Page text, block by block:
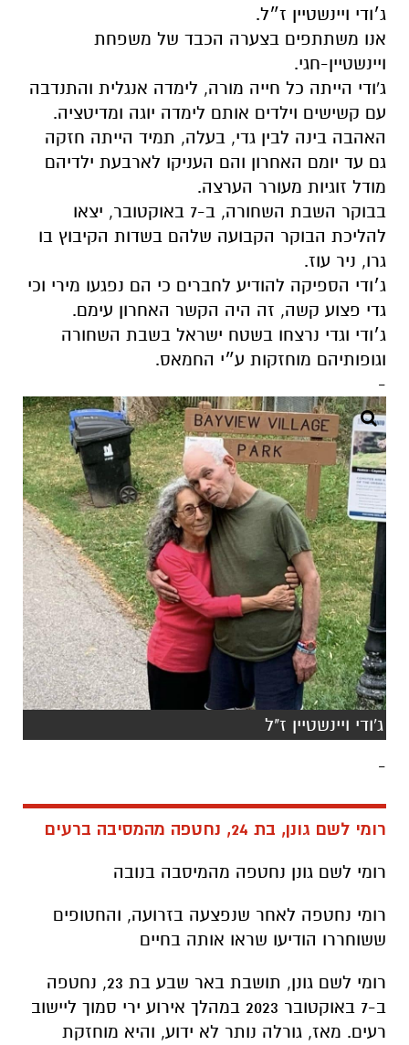
ג׳ודי ויינשטיין ז״ל.
אנו משתתפים בצערה הכבד של משפחת
ויינשטיין-חגי.
ג'ודי הייתה כל חייה מורה, לימדה אנגלית והתנדבה
עם קשישים וילדים אותם לימדה יוגה ומדיטציה.
האהבה בינה לבין גדי, בעלה, תמיד הייתה חזקה
גם עד יומם האחרון והם העניקו לארבעת ילדיהם
מודל זוגיות מעורר הערצה.
בבוקר השבת השחורה, ב-7 באוקטובר, יצאו
להליכת הבוקר הקבועה שלהם בשדות הקיבוץ בו
גרו, ניר עוז.
ג׳ודי הספיקה להודיע לחברים כי הם נפגעו מירי וכי
גדי פצוע קשה, זה היה הקשר האחרון עימם.
ג׳ודי וגדי נרצחו בשטח ישראל בשבת השחורה
וגופותיהם מוחזקות ע״י החמאס.
-
ג'ודי ויינשטיין ז"ל
-
רומי לשם גונן, בת 24, נחטפה מהמסיבה ברעים
רומי לשם גונן נחטפה מהמיסבה בנובה
רומי נחטפה לאחר שנפצעה בזרועה, והחטופים
ששוחררו הודיעו שראו אותה בחיים
רומי לשם גונן, תושבת באר שבע בת 23, נחטפה
ב-7 באוקטובר 2023 במהלך אירוע ירי סמוך ליישוב
רעים. מאז, גורלה נותר לא ידוע, והיא מוחזקת